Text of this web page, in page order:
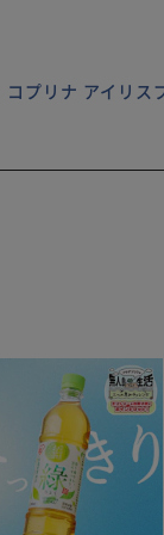
コプリナ アイリス